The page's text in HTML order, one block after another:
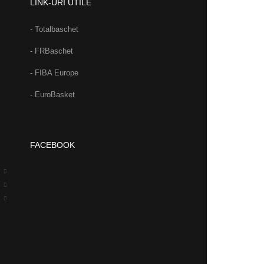
LINK-URI UTILE
- Totalbaschet
- FRBaschet
- FIBA Europe
- EuroBasket
FACEBOOK